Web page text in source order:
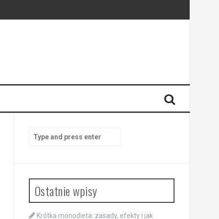
for:
Ostatnie wpisy
Krótka monodieta: zasady, efekty i jak